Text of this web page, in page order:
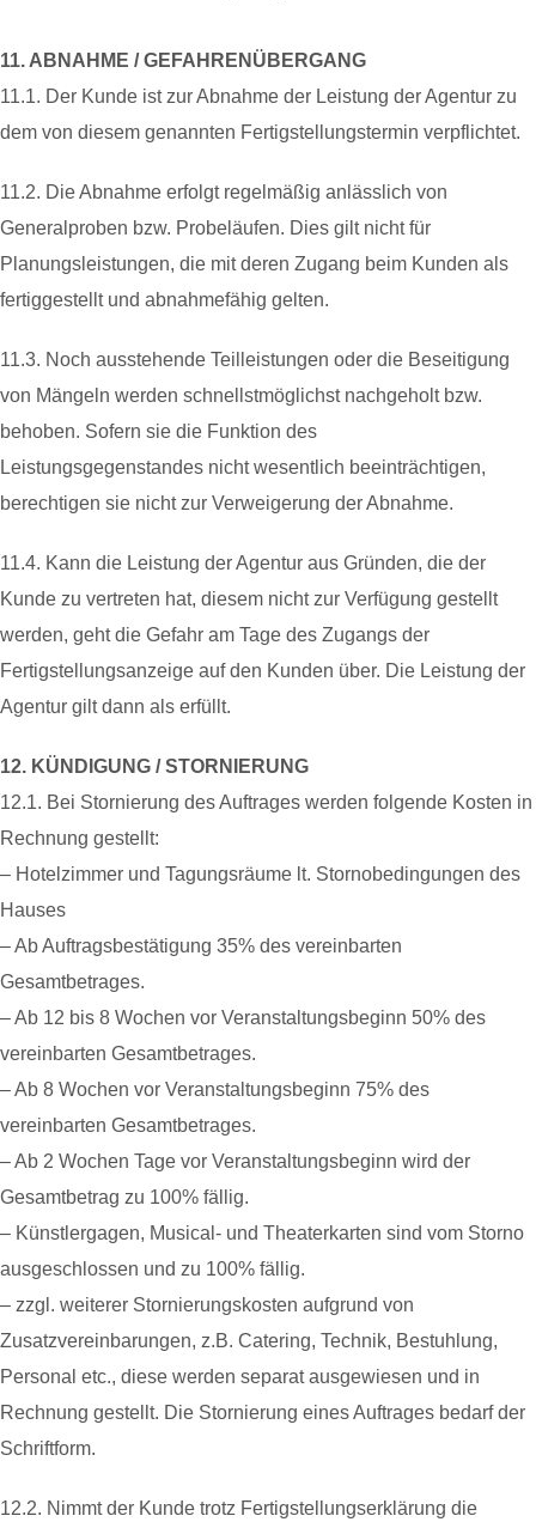
11. ABNAHME / GEFAHRENÜBERGANG
11.1. Der Kunde ist zur Abnahme der Leistung der Agentur zu
dem von diesem genannten Fertigstellungstermin verpflichtet.
11.2. Die Abnahme erfolgt regelmäßig anlässlich von
Generalproben bzw. Probeläufen. Dies gilt nicht für
Planungsleistungen, die mit deren Zugang beim Kunden als
fertiggestellt und abnahmefähig gelten.
11.3. Noch ausstehende Teilleistungen oder die Beseitigung
von Mängeln werden schnellstmöglichst nachgeholt bzw.
behoben. Sofern sie die Funktion des
Leistungsgegenstandes nicht wesentlich beeinträchtigen,
berechtigen sie nicht zur Verweigerung der Abnahme.
11.4. Kann die Leistung der Agentur aus Gründen, die der
Kunde zu vertreten hat, diesem nicht zur Verfügung gestellt
werden, geht die Gefahr am Tage des Zugangs der
Fertigstellungsanzeige auf den Kunden über. Die Leistung der
Agentur gilt dann als erfüllt.
12. KÜNDIGUNG / STORNIERUNG
12.1. Bei Stornierung des Auftrages werden folgende Kosten in
Rechnung gestellt:
– Hotelzimmer und Tagungsräume lt. Stornobedingungen des
Hauses
– Ab Auftragsbestätigung 35% des vereinbarten
Gesamtbetrages.
– Ab 12 bis 8 Wochen vor Veranstaltungsbeginn 50% des
vereinbarten Gesamtbetrages.
– Ab 8 Wochen vor Veranstaltungsbeginn 75% des
vereinbarten Gesamtbetrages.
– Ab 2 Wochen Tage vor Veranstaltungsbeginn wird der
Gesamtbetrag zu 100% fällig.
– Künstlergagen, Musical- und Theaterkarten sind vom Storno
ausgeschlossen und zu 100% fällig.
– zzgl. weiterer Stornierungskosten aufgrund von
Zusatzvereinbarungen, z.B. Catering, Technik, Bestuhlung,
Personal etc., diese werden separat ausgewiesen und in
Rechnung gestellt. Die Stornierung eines Auftrages bedarf der
Schriftform.
12.2. Nimmt der Kunde trotz Fertigstellungserklärung die